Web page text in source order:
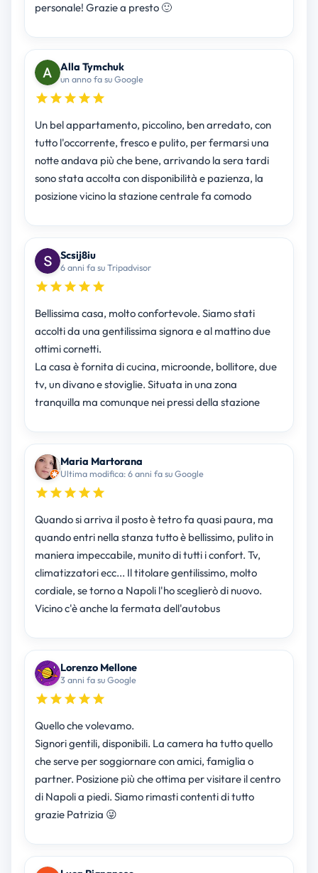
personale! Grazie a presto 🙂
Alla Tymchuk
un anno fa su Google
Un bel appartamento, piccolino, ben arredato, con
tutto l'occorrente, fresco e pulito, per fermarsi una
notte andava più che bene, arrivando la sera tardi
sono stata accolta con disponibilità e pazienza, la
posizione vicino la stazione centrale fa comodo
Scsij8iu
6 anni fa su Tripadvisor
Bellissima casa, molto confortevole. Siamo stati
accolti da una gentilissima signora e al mattino due
ottimi cornetti.
La casa è fornita di cucina, microonde, bollitore, due
tv, un divano e stoviglie. Situata in una zona
tranquilla ma comunque nei pressi della stazione
Maria Martorana
Ultima modifica: 6 anni fa su Google
Quando si arriva il posto è tetro fa quasi paura, ma
quando entri nella stanza tutto è bellissimo, pulito in
maniera impeccabile, munito di tutti i confort. Tv,
climatizzatori ecc... Il titolare gentilissimo, molto
cordiale, se torno a Napoli l'ho sceglierò di nuovo.
Vicino c'è anche la fermata dell'autobus
Lorenzo Mellone
3 anni fa su Google
Quello che volevamo.
Signori gentili, disponibili. La camera ha tutto quello
che serve per soggiornare con amici, famiglia o
partner. Posizione più che ottima per visitare il centro
di Napoli a piedi. Siamo rimasti contenti di tutto
grazie Patrizia 😜